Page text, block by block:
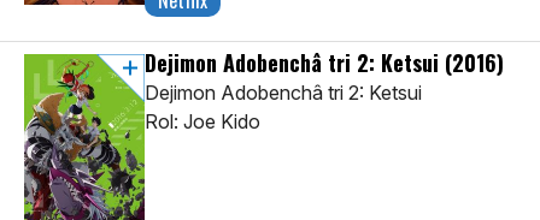
Dejimon Adobenchâ tri 2: Ketsui (2016)
Dejimon Adobenchâ tri 2: Ketsui
Rol: Joe Kido